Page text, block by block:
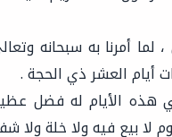
، لما أمرنا به سبحانه
أيام العشر ذي الحجة .
هذه الأيام له فضل
لا بيع فيه ولا خلة ولا